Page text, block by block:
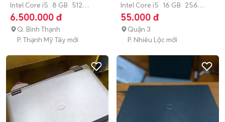
Mx330 2GB FHD
Intel Core i5 8 GB 512
GB SSD
6.500.000 đ
Q. Bình Thạnh
P. Thạnh Mỹ Tây mới
Intel Core i5 16 GB 256
GB SSD
55.000 đ
Quận 3
P. Nhiêu Lộc mới